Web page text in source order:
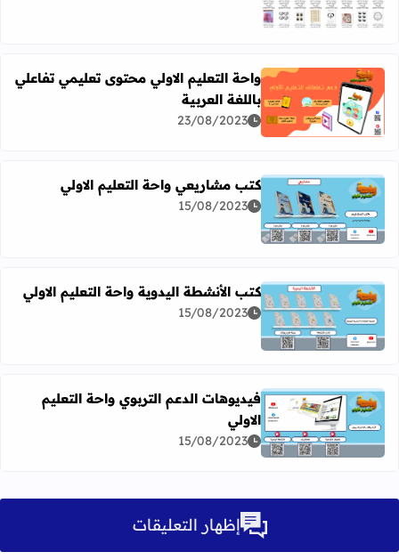
اقرأ المزيد عن واحة التعليم الاولي محتوى تعليمي تفاعلي
واحة التعليم الاولي محتوى تعليمي تفاعلي
باللغة العربية
23/08/2023
اقرأ المزيد عن كتب مشاريعي واحة التعليم الاولي
كتب مشاريعي واحة التعليم الاولي
15/08/2023
اقرأ المزيد عن كتب الأنشطة اليدوية واحة التعليم الاولي
كتب الأنشطة اليدوية واحة التعليم الاولي
15/08/2023
اقرأ المزيد عن فيديوهات الدعم التربوي واحة التعليم الاولي
فيديوهات الدعم التربوي واحة التعليم
الاولي
15/08/2023
إظهار التعليقات